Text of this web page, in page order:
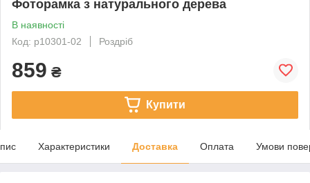
Фоторамка з натурального дерева
В наявності
Код: p10301-02
Роздріб
859 ₴
Купити
Характеристики Доставка Оплата Умови